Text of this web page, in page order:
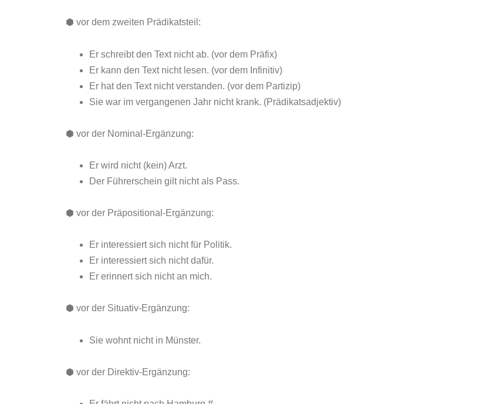
⬢ vor dem zweiten Prädikatsteil:
Er schreibt den Text nicht ab. (vor dem Präfix)
Er kann den Text nicht lesen. (vor dem Infinitiv)
Er hat den Text nicht verstanden. (vor dem Partizip)
Sie war im vergangenen Jahr nicht krank. (Prädikatsadjektiv)
⬢ vor der Nominal-Ergänzung:
Er wird nicht (kein) Arzt.
Der Führerschein gilt nicht als Pass.
⬢ vor der Präpositional-Ergänzung:
Er interessiert sich nicht für Politik.
Er interessiert sich nicht dafür.
Er erinnert sich nicht an mich.
⬢ vor der Situativ-Ergänzung:
Sie wohnt nicht in Münster.
⬢ vor der Direktiv-Ergänzung: